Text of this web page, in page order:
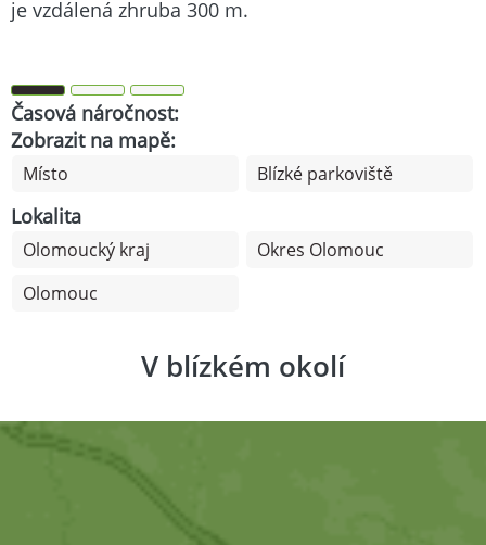
je vzdálená zhruba 300 m.
Časová náročnost:
Zobrazit na mapě:
Místo Blízké parkoviště
Lokalita
Olomoucký kraj
Okres Olomouc
Olomouc
V blízkém okolí